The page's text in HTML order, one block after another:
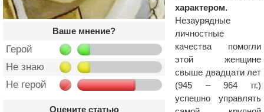
Ваше мнение?
Герой
Не знаю
Не герой
Оцените статью
характером.
Незаурядные
личностные
качества помогли
этой женщине
свыше двадцати лет
(945 – 964 гг.)
успешно управлять